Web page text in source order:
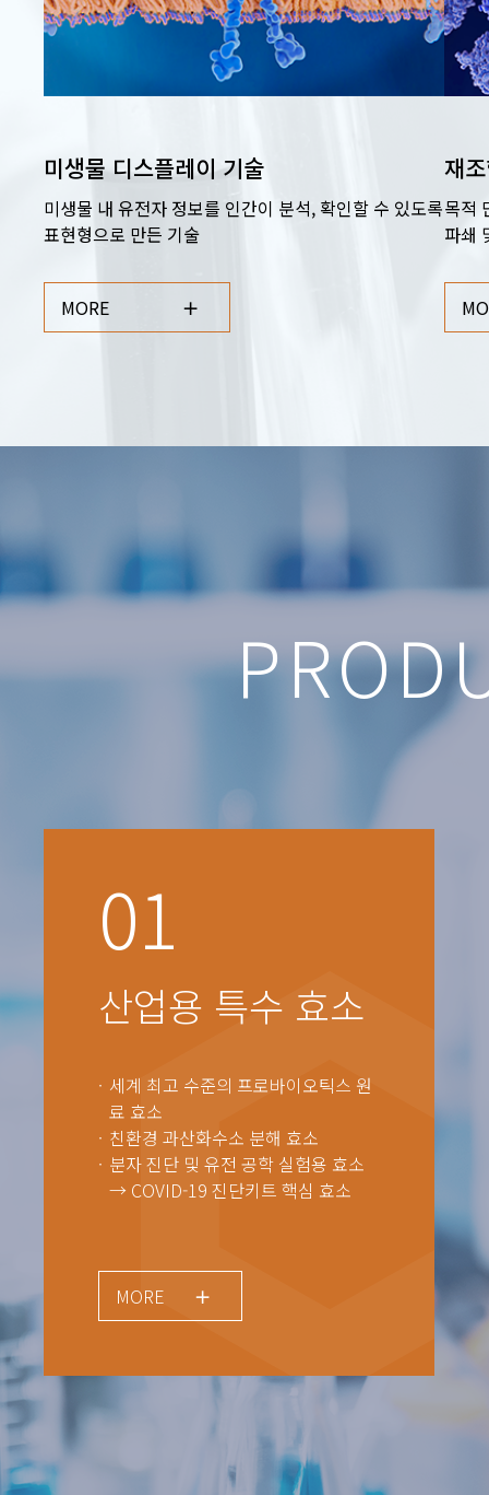
미생물 디스플레이 기술
미생물 내 유전자 정보를 인간이 분석, 확인할 수 있도록
표현형으로 만든 기술
MORE
재
목적
파쇄
01
산업용 특수 효소
세계 최고 수준의 프로바이오틱스 원
료 효소
친환경 과산화수소 분해 효소
분자 진단 및 유전 공학 실험용 효소
→ COVID-19 진단키트 핵심 효소
MORE